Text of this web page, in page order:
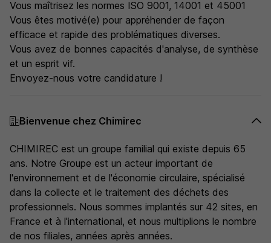
Vous maîtrisez les normes ISO 9001, 14001 et 45001
Vous êtes motivé(e) pour appréhender de façon
efficace et rapide des problématiques diverses.
Vous avez de bonnes capacités d'analyse, de synthèse
et un esprit vif.
Envoyez-nous votre candidature !
Bienvenue chez Chimirec
CHIMIREC est un groupe familial qui existe depuis 65
ans. Notre Groupe est un acteur important de
l'environnement et de l'économie circulaire, spécialisé
dans la collecte et le traitement des déchets des
professionnels. Nous sommes implantés sur 42 sites, en
France et à l'international, et nous multiplions le nombre
de nos filiales, années après années.